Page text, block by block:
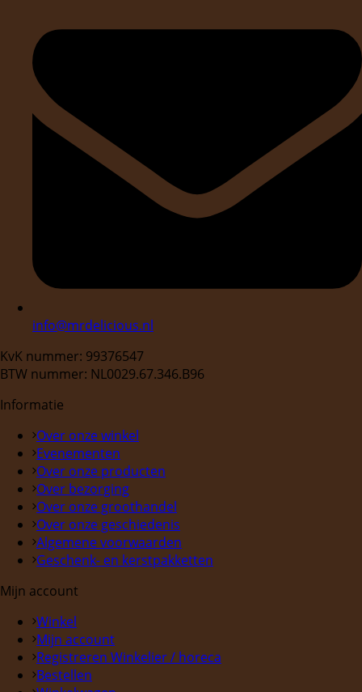
info@mrdelicious.nl
KvK nummer: 99376547
BTW nummer: NL0029.67.346.B96
Informatie
Over onze winkel
Evenementen
Over onze producten
Over bezorging
Over onze groothandel
Over onze geschiedenis
Algemene voorwaarden
Geschenk- en kerstpakketten
Mijn account
Winkel
Mijn account
Registreren Winkelier / horeca
Bestellen